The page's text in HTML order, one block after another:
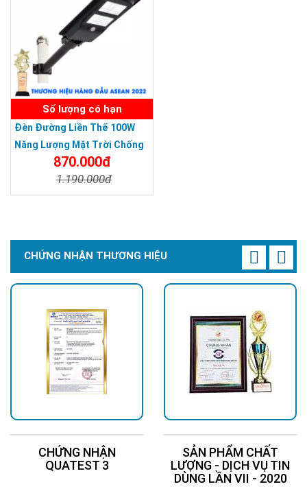
Số lượng có hạn
Đèn Đường Liền Thể 100W
Năng Lượng Mặt Trời Chống
Nước Giá Rẻ870.000đ
1.190.000đ
CHỨNG NHẬN THƯƠNG HIỆU
CHỨNG NHẬN
QUATEST 3
SẢN PHẨM CHẤT
LƯỢNG - DỊCH VỤ TIN
DÙNG LẦN VII - 2020